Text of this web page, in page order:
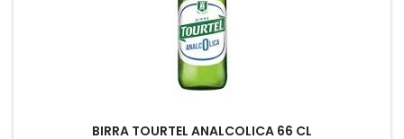
BIRRA TOURTEL ANALCOLICA 66 CL